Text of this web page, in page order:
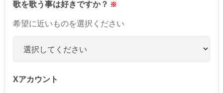
歌を歌う事は好きですか？
希望に近いものを選択ください
Xアカウント